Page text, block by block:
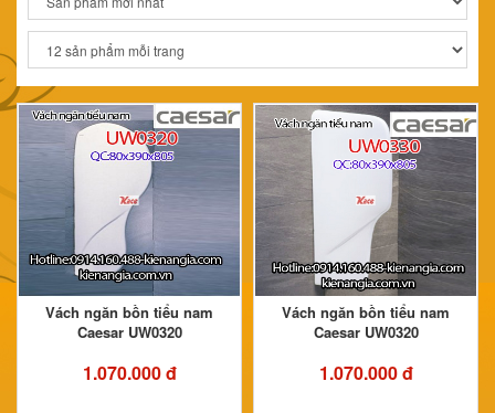
Vách ngăn bồn tiểu nam
Caesar UW0320
1.070.000 đ
Vách ngăn bồn tiểu nam
Caesar UW0320
1.070.000 đ